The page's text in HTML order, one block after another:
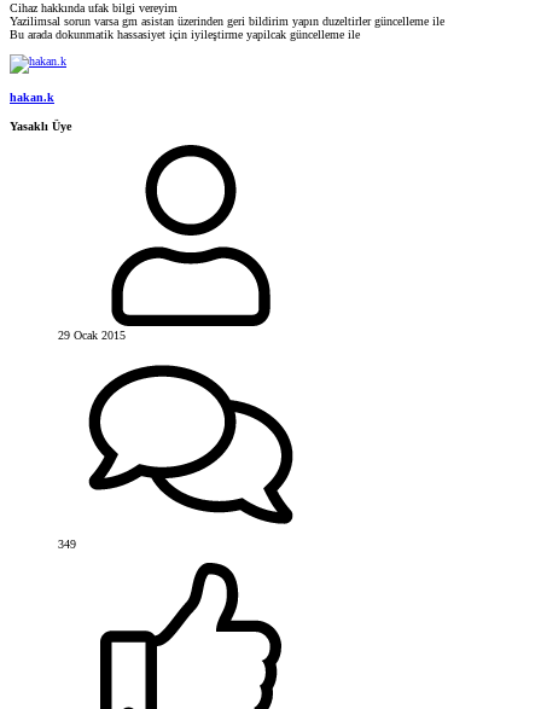
Cihaz hakkında ufak bilgi vereyim
Yazilimsal sorun varsa gm asistan üzerinden geri bildirim yapın duzeltirler güncelleme ile
Bu arada dokunmatik hassasiyet için iyileştirme yapilcak güncelleme ile
hakan.k
Yasaklı Üye
29 Ocak 2015
349